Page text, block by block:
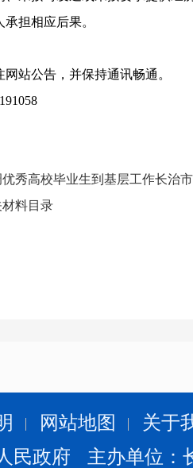
担相应后果。
站公告，并保持通讯畅通。
优秀高校毕业生到基层工作长治
料目录
网站地图
关于
民政府 主办单位